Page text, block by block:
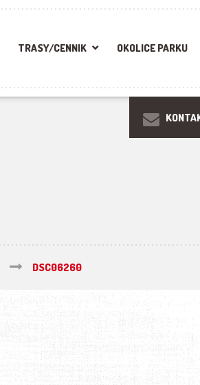
TRASY/CENNIK OKOLICE PARKU
DSC06260